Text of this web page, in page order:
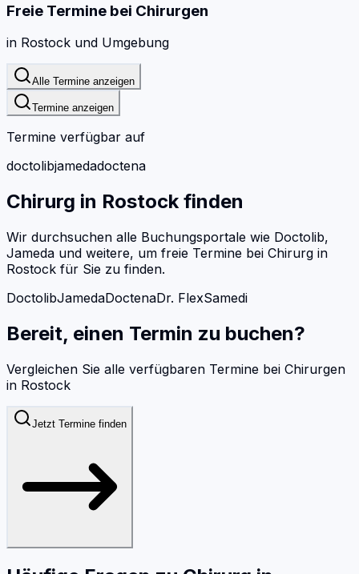
Freie Termine bei Chirurgen
in Rostock und Umgebung
Alle Termine anzeigen
Termine anzeigen
Termine verfügbar auf
doctolibjamedadoctena
Chirurg in Rostockfinden
Wir durchsuchen alle Buchungsportale wie Doctolib,
Jameda und weitere, um freie Termine bei Chirurg in
Rostock für Sie zu finden.
DoctolibJamedaDoctenaDr. FlexSamedi
Bereit, einen Termin zu buchen?
Vergleichen Sie alle verfügbaren Termine bei Chirurgen
in Rostock
Jetzt Termine finden